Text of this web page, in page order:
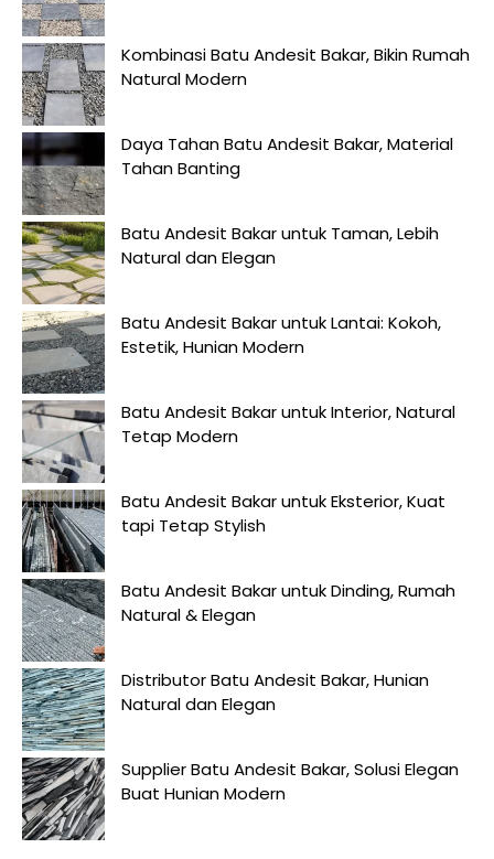
Kombinasi Batu Andesit Bakar, Bikin Rumah
Natural Modern
Daya Tahan Batu Andesit Bakar, Material
Tahan Banting
Batu Andesit Bakar untuk Taman, Lebih
Natural dan Elegan
Batu Andesit Bakar untuk Lantai: Kokoh,
Estetik, Hunian Modern
Batu Andesit Bakar untuk Interior, Natural
Tetap Modern
Batu Andesit Bakar untuk Eksterior, Kuat
tapi Tetap Stylish
Batu Andesit Bakar untuk Dinding, Rumah
Natural & Elegan
Distributor Batu Andesit Bakar, Hunian
Natural dan Elegan
Supplier Batu Andesit Bakar, Solusi Elegan
Buat Hunian Modern